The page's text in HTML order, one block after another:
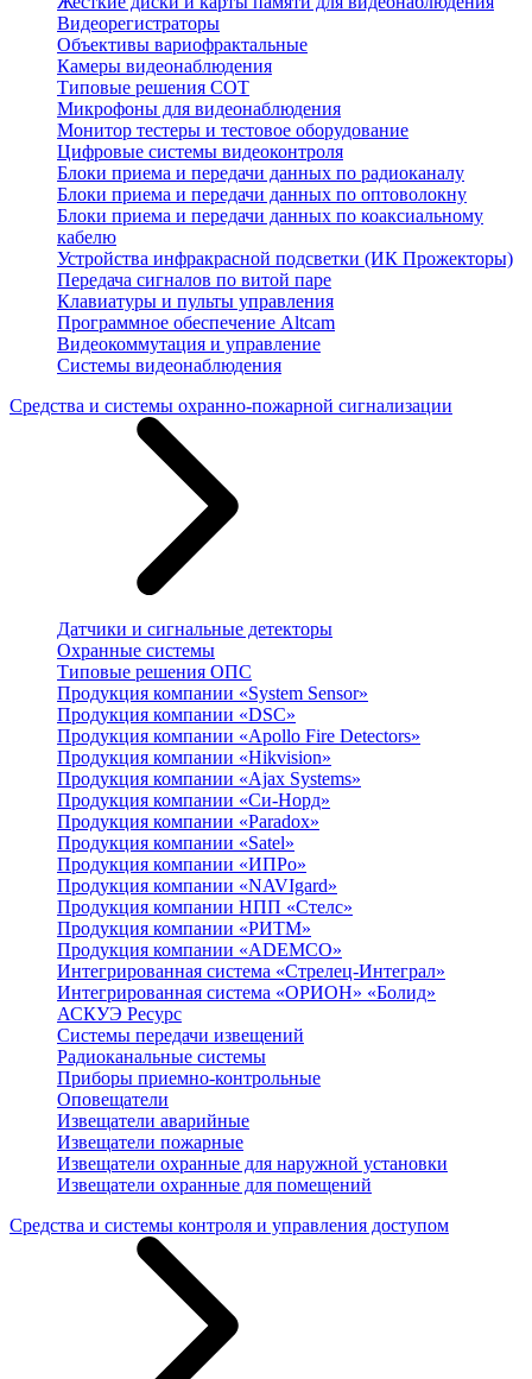
Видеорегистраторы
Объективы вариофрактальные
Камеры видеонаблюдения
Типовые решения СОТ
Микрофоны для видеонаблюдения
Монитор тестеры и тестовое оборудование
Цифровые системы видеоконтроля
Блоки приема и передачи данных по радиоканалу
Блоки приема и передачи данных по оптоволокну
Блоки приема и передачи данных по коаксиальному
кабелю
Устройства инфракрасной подсветки (ИК Прожекторы)
Передача сигналов по витой паре
Клавиатуры и пульты управления
Программное обеспечение Altcam
Видеокоммутация и управление
Системы видеонаблюдения
Средства и системы охранно-пожарной сигнализации
Датчики и сигнальные детекторы
Охранные системы
Типовые решения ОПС
Продукция компании «System Sensor»
Продукция компании «DSC»
Продукция компании «Apollo Fire Detectors»
Продукция компании «Hikvision»
Продукция компании «Ajax Systems»
Продукция компании «Си-Норд»
Продукция компании «Paradox»
Продукция компании «Satel»
Продукция компании «ИПРо»
Продукция компании «NAVIgard»
Продукция компании НПП «Стелс»
Продукция компании «РИТМ»
Продукция компании «ADEMCO»
Интегрированная система «Стрелец-Интеграл»
Интегрированная система «ОРИОН» «Болид»
АСКУЭ Ресурс
Системы передачи извещений
Радиоканальные системы
Приборы приемно-контрольные
Оповещатели
Извещатели аварийные
Извещатели пожарные
Извещатели охранные для наружной установки
Извещатели охранные для помещений
Средства и системы контроля и управления доступом